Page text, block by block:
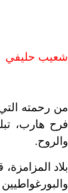
شعيب حليفي
من رحمته
فرح هارب،
والروح.
بلاد